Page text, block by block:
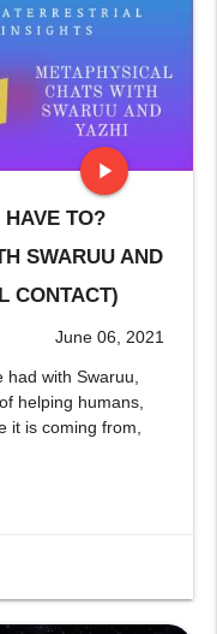
play_arrow
stop
TO?
SWARUU AND
CONTACT)
June 06, 2021
with Swaruu,
helping humans,
it is coming from,